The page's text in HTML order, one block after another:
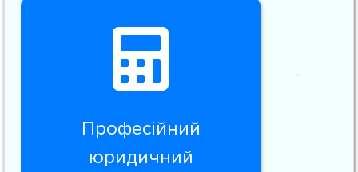
Професійний
юридичний